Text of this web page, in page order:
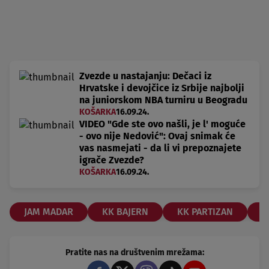
Zvezde u nastajanju: Dečaci iz
Hrvatske i devojčice iz Srbije najbolji
na juniorskom NBA turniru u Beogradu
KOŠARKA16.09.24.
VIDEO "Gde ste ovo našli, je l' moguće
- ovo nije Nedović": Ovaj snimak će
vas nasmejati - da li vi prepoznajete
igrače Zvezde?
KOŠARKA16.09.24.
JAM MADAR KK BAJERN KK PARTIZAN
Pratite nas na društvenim mrežama: